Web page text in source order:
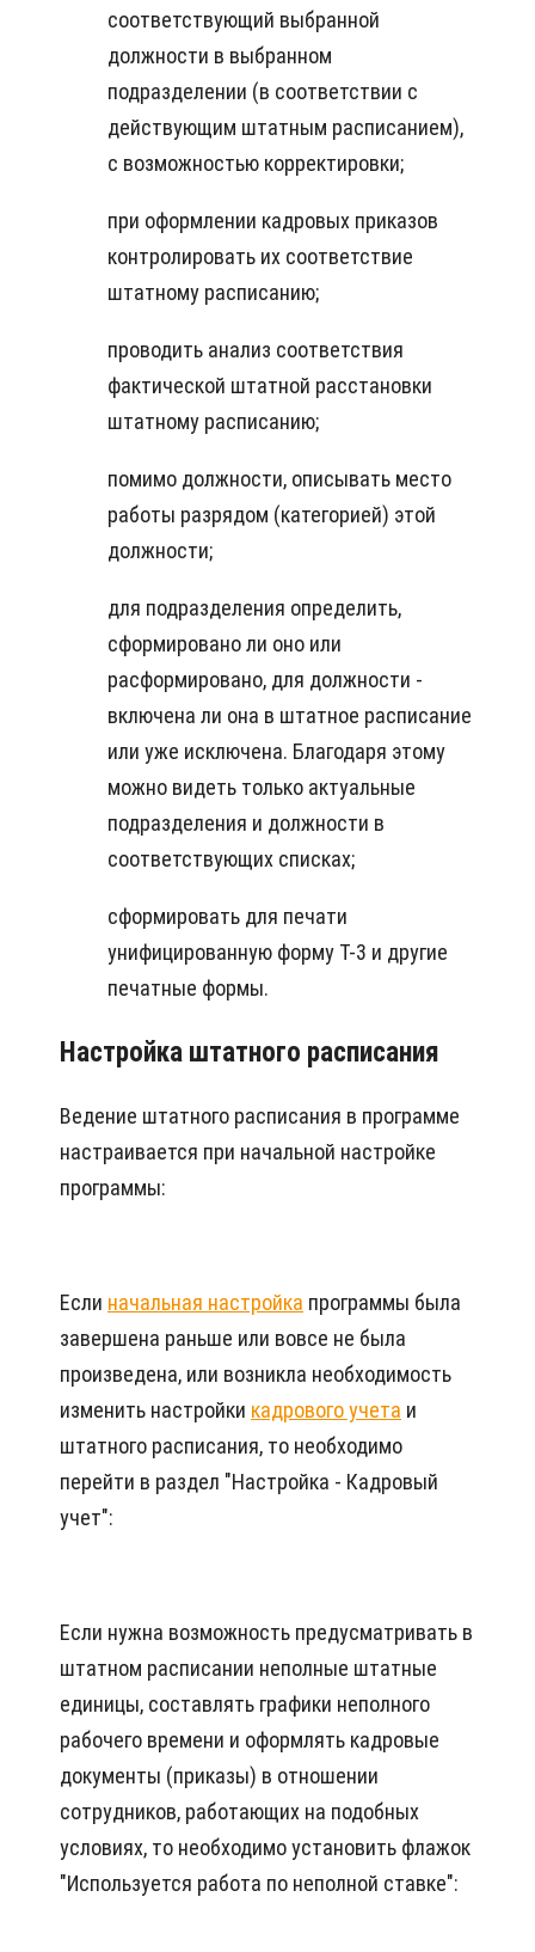
соответствующий выбранной
должности в выбранном
подразделении (в соответствии с
действующим штатным расписанием),
с возможностью корректировки;
при оформлении кадровых приказов
контролировать их соответствие
штатному расписанию;
проводить анализ соответствия
фактической штатной расстановки
штатному расписанию;
помимо должности, описывать место
работы разрядом (категорией) этой
должности;
для подразделения определить,
сформировано ли оно или
расформировано, для должности -
включена ли она в штатное расписание
или уже исключена. Благодаря этому
можно видеть только актуальные
подразделения и должности в
соответствующих списках;
сформировать для печати
унифицированную форму Т-3 и другие
печатные формы.
Настройка штатного расписания
Ведение штатного расписания в программе
настраивается при начальной настройке
программы:
Если начальная настройка программы была
завершена раньше или вовсе не была
произведена, или возникла необходимость
изменить настройки кадрового учета и
штатного расписания, то необходимо
перейти в раздел "Настройка - Кадровый
учет":
Если нужна возможность предусматривать в
штатном расписании неполные штатные
единицы, составлять графики неполного
рабочего времени и оформлять кадровые
документы (приказы) в отношении
сотрудников, работающих на подобных
условиях, то необходимо установить флажок
"Используется работа по неполной ставке":